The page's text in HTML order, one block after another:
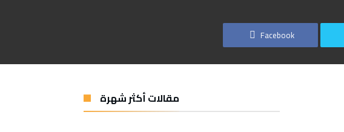
Facebook
مقالات أكثر شهرة